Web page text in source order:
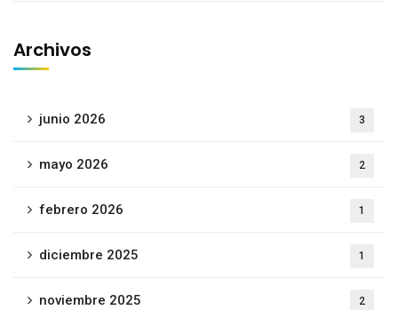
Archivos
junio 2026 3
mayo 2026 2
febrero 2026 1
diciembre 2025 1
noviembre 2025 2